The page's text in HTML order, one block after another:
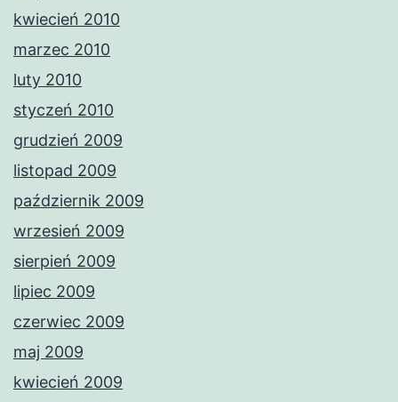
kwiecień 2010
marzec 2010
luty 2010
styczeń 2010
grudzień 2009
listopad 2009
październik 2009
wrzesień 2009
sierpień 2009
lipiec 2009
czerwiec 2009
maj 2009
kwiecień 2009